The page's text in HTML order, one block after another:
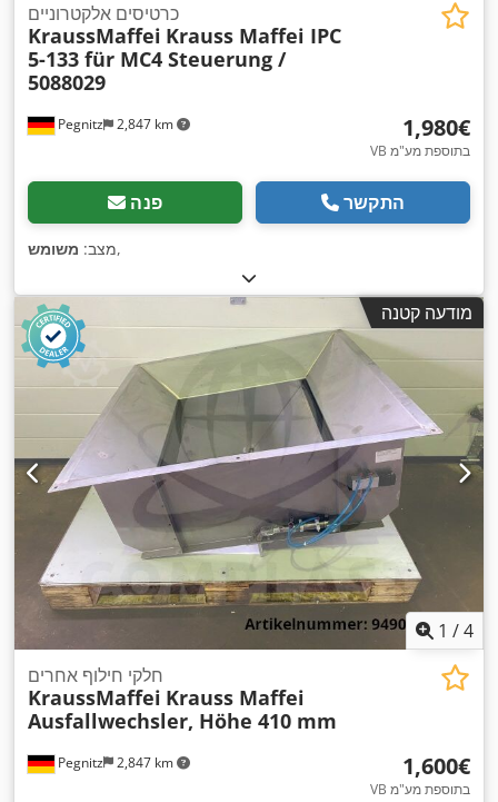
Pegnitz 2,847 km
כרטיסים אלקטרוניים
KraussMaffei Krauss Maffei IPC
5-133 für MC4 Steuerung /
5088029
‏1,980 ‏€
VB בתוספת מע"מ
פנה התקשר
מצב: משומש ,
מודעה קטנה
1 /4
Pegnitz 2,847 km
חלקי חילוף אחרים
KraussMaffei Krauss Maffei
Ausfallwechsler, Höhe 410 mm
‏1,600 ‏€
VB בתוספת מע"מ